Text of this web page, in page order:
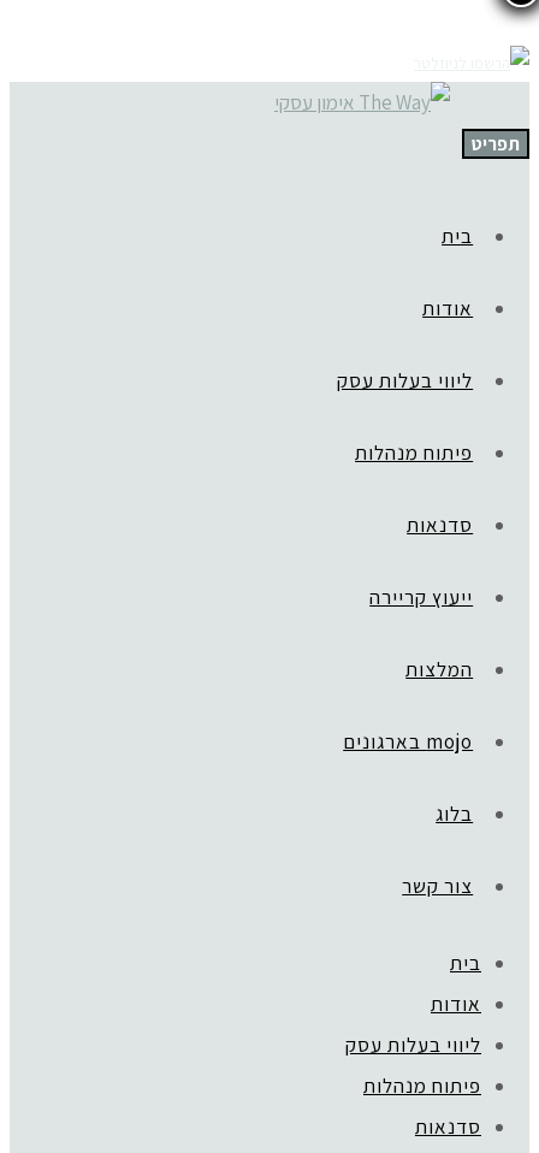
תפריט
בית
אודות
ליווי בעלות עסק
פיתוח מנהלות
סדנאות
ייעוץ קריירה
המלצות
mojo בארגונים
בלוג
צור קשר
בית
אודות
ליווי בעלות עסק
פיתוח מנהלות
סדנאות
backg